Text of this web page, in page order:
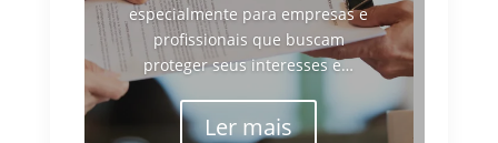
especialmente para empresas e
profissionais que buscam
proteger seus interesses e…
Ler mais